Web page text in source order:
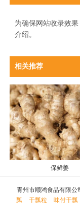
为确保网站收录效
介绍。
相关推荐
保鲜姜
青州市顺鸿食品有限公
瓢
干瓢粒 味付干瓢